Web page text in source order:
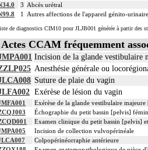
3 Abcès urétral
1 Autres affections de l'appareil génito-
de diagnostics CIM10 pour JLJB001 générée à partir des
Actes CCAM fréquemment
Incision de la glande vestibulaire
Anesthésie générale ou
Suture de plaie du vagin
Exérèse de lésion du vagin
Exérèse de la glande vestibulaire
Échographie du petit bassin [pelvis]
Examen clinique du petit bassin [pelvis]
Incision de collection vulvopérinéale
Colpopérinéorraphie antérieure